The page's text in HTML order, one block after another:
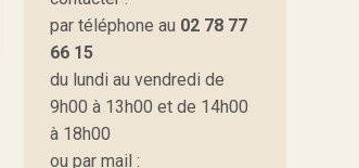
par téléphone au 02 78 77
66 15
du lundi au vendredi de
9h00 à 13h00 et de 14h00
à 18h00
ou par mail :